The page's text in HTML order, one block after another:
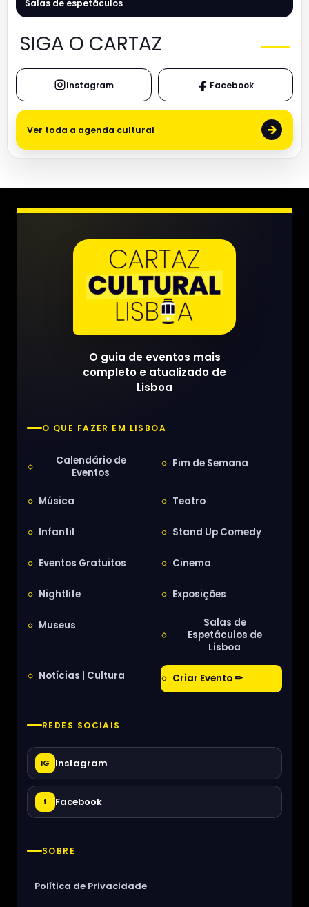
Salas de espetáculos
SIGA O CARTAZ
Instagram Facebook
Ver toda a agenda cultural →
O guia de eventos mais
completo e atualizado de
Lisboa
O QUE FAZER EM LISBOA
Calendário de
Eventos
Fim de Semana
Música Teatro
Infantil Stand Up Comedy
Eventos Gratuitos Cinema
Nightlife Exposições
Museus
Salas de
Espetáculos de
Lisboa
Notícias | Cultura Criar Evento ✏
REDES SOCIAIS
IG Instagram
f Facebook
SOBRE
Política de Privacidade